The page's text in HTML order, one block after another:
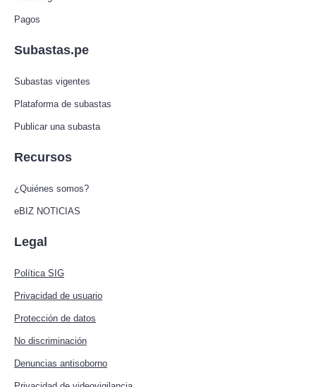
Pagos
Subastas.pe
Subastas vigentes
Plataforma de subastas
Publicar una subasta
Recursos
¿Quiénes somos?
eBIZ NOTICIAS
Legal
Política SIG
Privacidad de usuario
Protección de datos
No discriminación
Denuncias antisoborno